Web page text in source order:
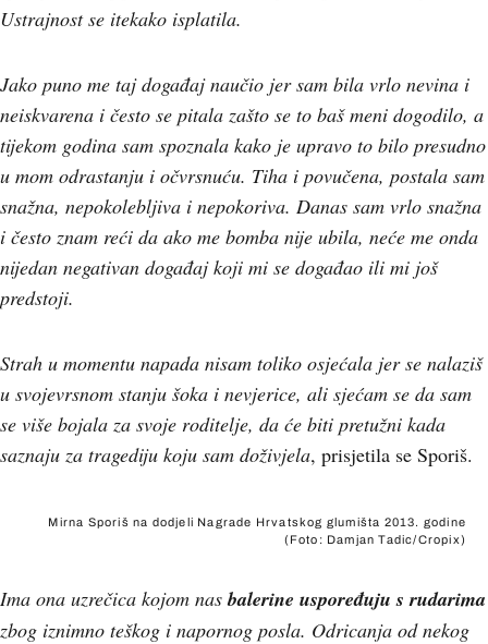
Ustrajnost se itekako isplatila.
Jako puno me taj događaj naučio jer sam bila vrlo nevina i
neiskvarena i često se pitala zašto se to baš meni dogodilo, a
tijekom godina sam spoznala kako je upravo to bilo presudno
u mom odrastanju i očvrsnuću. Tiha i povučena, postala sam
snažna, nepokolebljiva i nepokoriva. Danas sam vrlo snažna
i često znam reći da ako me bomba nije ubila, neće me onda
nijedan negativan događaj koji mi se događao ili mi još
predstoji.
Strah u momentu napada nisam toliko osjećala jer se nalaziš
u svojevrsnom stanju šoka i nevjerice, ali sjećam se da sam
se više bojala za svoje roditelje, da će biti pretužni kada
saznaju za tragediju koju sam doživjela, prisjetila se Sporiš.
Mirna Sporiš na dodjeli Nagrade Hrvatskog glumišta 2013. godine
(Foto: Damjan Tadic/Cropix)
Ima ona uzrečica kojom nasbalerine uspoređuju s rudarima
zbog iznimno teškog i napornog posla. Odricanja od nekog